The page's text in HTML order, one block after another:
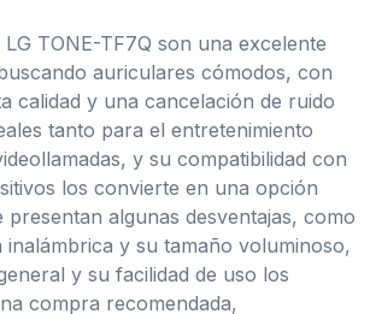
TONE-TF7Q son una excelente
auriculares cómodos, con
calidad y una cancelación de ruido
tanto para el entretenimiento
y su compatibilidad con
los convierte en una opción
presentan algunas desventajas, como
inalámbrica y su tamaño voluminoso,
y su facilidad de uso los
compra recomendada,